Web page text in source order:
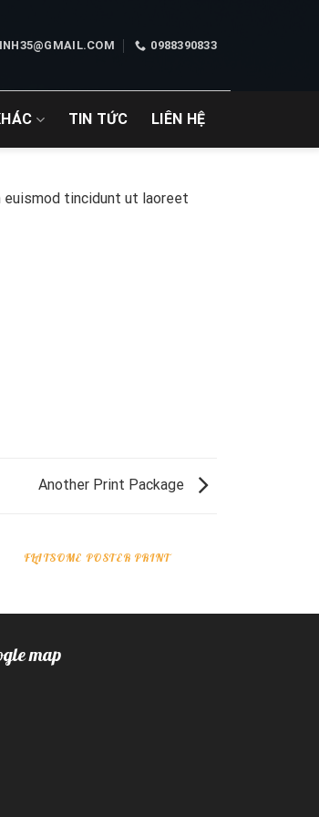
0988390833
TIN TỨC LIÊN HỆ
euismod tincidunt ut laoreet
Another Print Package
FLATSOME POSTER PRINT
map